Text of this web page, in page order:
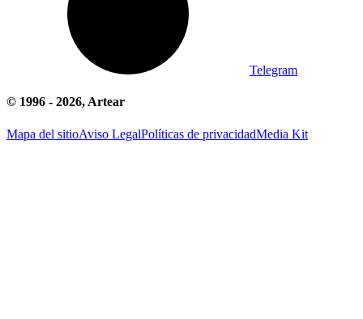
Telegram
© 1996 - 2026, Artear
Mapa del sitioAviso LegalPolíticas de privacidadMedia Kit